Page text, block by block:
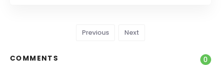
Previous Next
COMMENTS 0